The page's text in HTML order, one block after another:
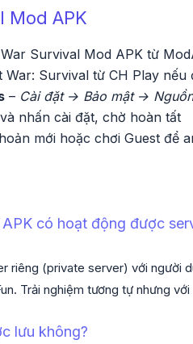
Mod APK
Survival Mod APK từ
War: Survival từ CH Play nếu
– Cài đặt → Bảo mật →
nhấn cài đặt, chờ hoàn tất
mới hoặc chơi Guest để
có hoạt động được
riêng (private server) với người
Trải nghiệm tương tự nhưng
lưu không?